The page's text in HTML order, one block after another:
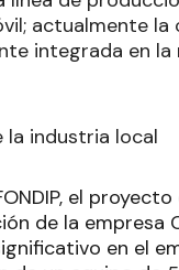
actualmente la
integrada en la
la industria local
el proyecto
de la empresa
en el